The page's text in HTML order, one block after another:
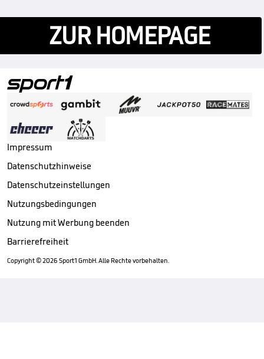
ZUR HOMEPAGE
Impressum
Datenschutzhinweise
Datenschutzeinstellungen
Nutzungsbedingungen
Nutzung mit Werbung beenden
Barrierefreiheit
Copyright ©2026 Sport1 GmbH. Alle Rechte vorbehalten.